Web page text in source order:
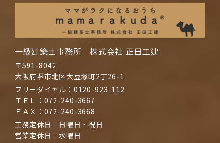
一級建築士事務所 株式会社 正田工建
〒591-8042
大阪府堺市北区大豆塚町2丁26-1
フリーダイヤル： 0120-923-112
ＴＥＬ： 072-240-3667
ＦＡＸ：072-240-3668
工務定休日：日曜日・祝日
営業定休日：水曜日